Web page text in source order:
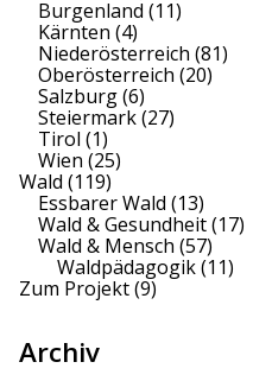
Burgenland (11)
Kärnten (4)
Niederösterreich (81)
Oberösterreich (20)
Salzburg(6)
Steiermark(27)
Tirol (1)
Wien (25)
Wald (119)
Essbarer Wald (13)
Wald & Gesundheit(17)
Wald & Mensch (57)
Waldpädagogik(11)
Zum Projekt(9)
Archiv